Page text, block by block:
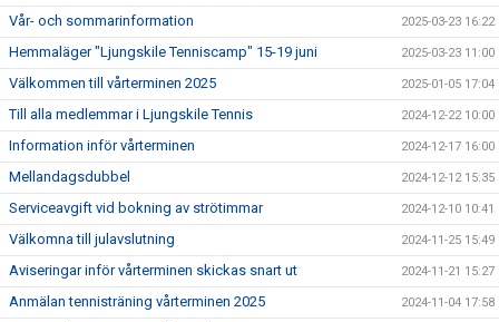
Vår- och sommarinformation 2025-03-23 16:22
Hemmaläger "Ljungskile Tenniscamp" 15-19 juni 2025-03-23 11:00
Välkommen till vårterminen 2025 2025-01-05 17:04
Till alla medlemmar i Ljungskile Tennis 2024-12-22 10:00
Information inför vårterminen 2024-12-17 16:00
Mellandagsdubbel 2024-12-12 15:35
Serviceavgift vid bokning av strötimmar 2024-12-10 10:41
Välkomna till julavslutning 2024-11-25 15:49
Aviseringar inför vårterminen skickas snart ut 2024-11-21 15:27
Anmälan tennisträning vårterminen 2025 2024-11-04 17:58